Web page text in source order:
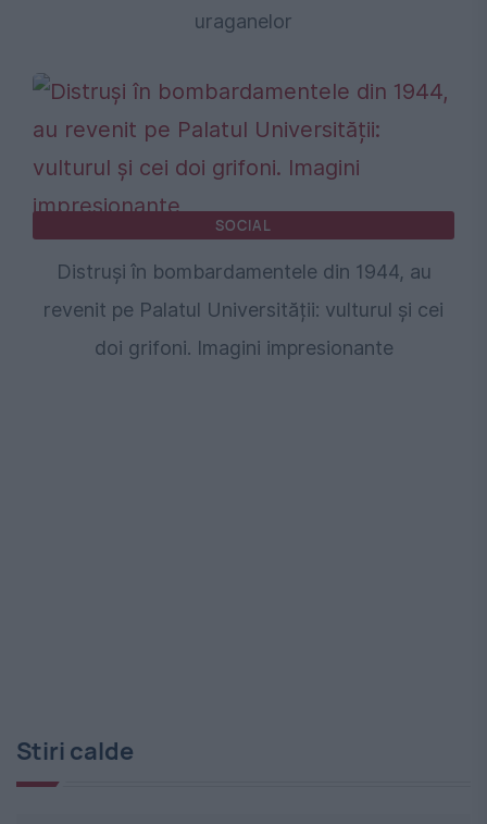
uraganelor
SOCIAL
Distruși în bombardamentele din 1944, au
revenit pe Palatul Universității: vulturul și cei
doi grifoni. Imagini impresionante
Stiri calde